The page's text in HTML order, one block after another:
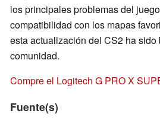
los principales problemas del
compatibilidad con los mapas
esta actualización del CS2 ha
comunidad.
Compre el Logitech G PRO X
Fuente(s)